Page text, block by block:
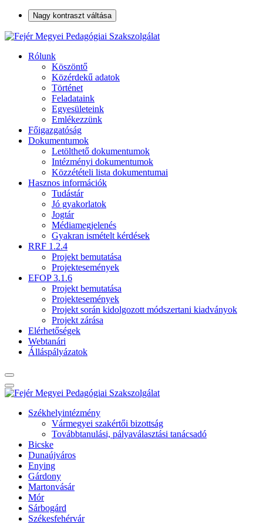
Nagy kontraszt váltása
Rólunk
Köszöntő
Közérdekű adatok
Történet
Feladataink
Egyesületeink
Emlékezzünk
Főigazgatóság
Dokumentumok
Letölthető dokumentumok
Intézményi dokumentumok
Közzétételi lista dokumentumai
Hasznos információk
Tudástár
Jó gyakorlatok
Jogtár
Médiamegjelenés
Gyakran ismételt kérdések
RRF 1.2.4
Projekt bemutatása
Projektesemények
EFOP 3.1.6
Projekt bemutatása
Projektesemények
Projekt során kidolgozott módszertani kiadványok
Projekt zárása
Elérhetőségek
Webtanári
Álláspályázatok
Székhelyintézmény
Vármegyei szakértői bizottság
Továbbtanulási, pályaválasztási tanácsadó
Bicske
Dunaújváros
Enying
Gárdony
Martonvásár
Mór
Sárbogárd
Székesfehérvár